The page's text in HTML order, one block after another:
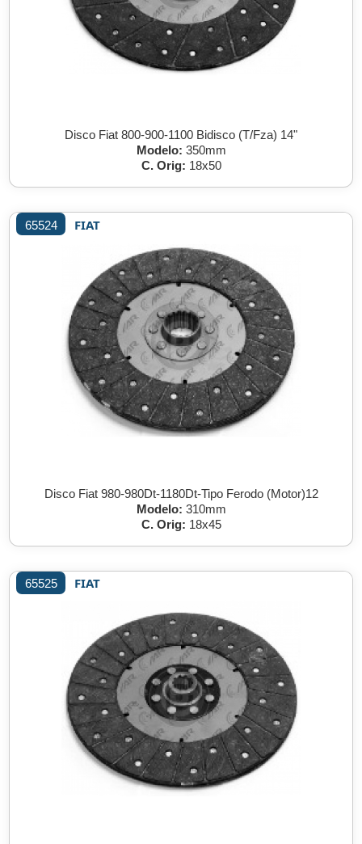
Disco Fiat 800-900-1100 Bidisco (T/Fza) 14"
Modelo: 350mm
C. Orig: 18x50
65524 FIAT
Disco Fiat 980-980Dt-1180Dt-Tipo Ferodo (Motor)12
Modelo: 310mm
C. Orig: 18x45
65525 FIAT